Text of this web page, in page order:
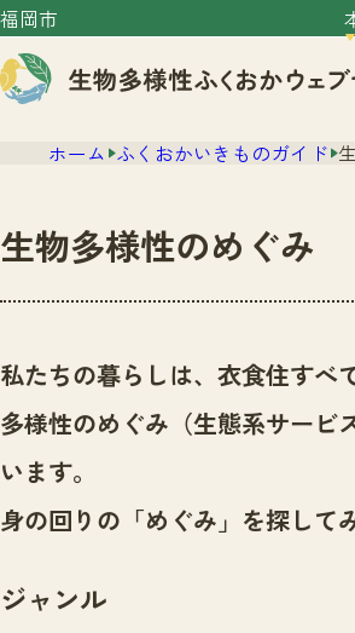
福岡市
センター紹介
センター紹介TOP
サイトポリシー
ニュース
いきものガイド
いきものガイドTOP
生物多様性のめぐみ
イベント
調査レポート
ホーム ふくおかいきものガイド
生物多様性のめぐみ
私たちの暮らしは、衣食住すべ
多様性のめぐみ（生態系サービ
います。
身の回りの「めぐみ」を探して
ジャンル